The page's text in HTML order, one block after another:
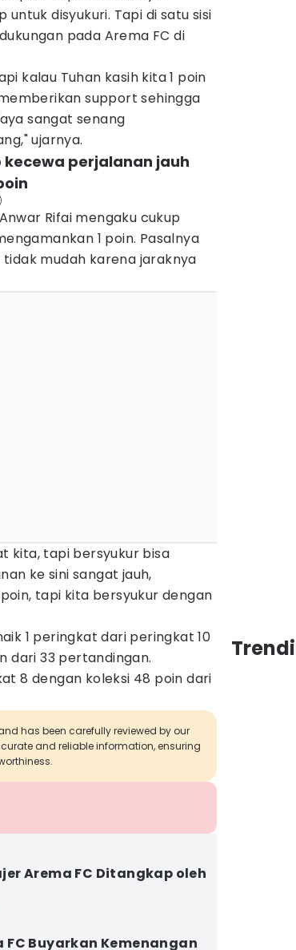
disyukuri. Tapi di satu sisi
pada Arema FC di
kalau Tuhan kasih kita 1 poin
support sehingga
sangat senang
ujarnya.
kecewa perjalanan jauh
Rifai mengaku cukup
1 poin. Pasalnya
mudah karena jaraknya
kita, tapi bersyukur bisa
ke sini sangat jauh,
tapi kita bersyukur dengan
1 peringkat dari peringkat 10
dari 33 pertandingan.
8 dengan koleksi 48 poin dari
has been carefully reviewed by our
and reliable information, ensuring
Arema FC Ditangkap oleh
FC Buyarkan Kemenangan